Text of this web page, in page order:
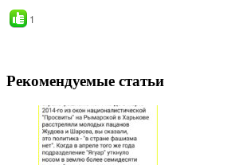
1
Рекомендуемые статьи